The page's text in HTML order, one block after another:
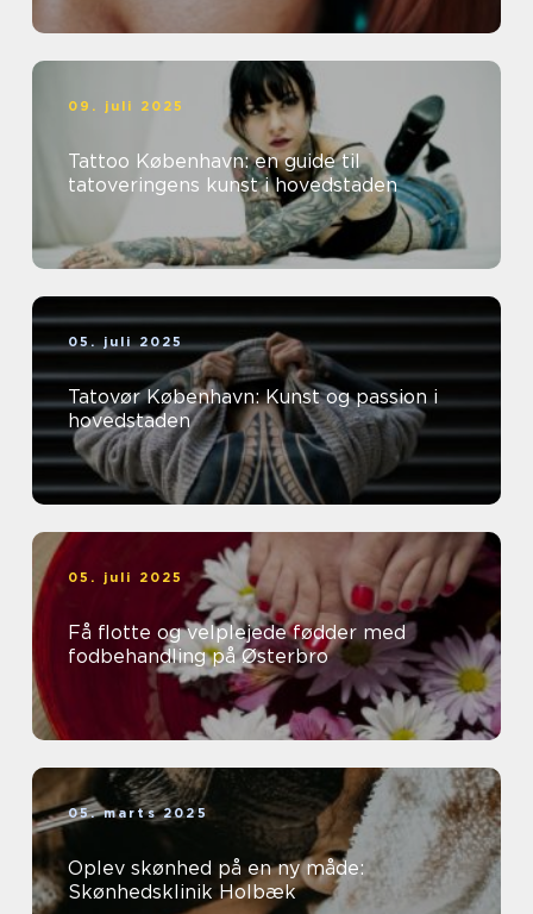
09. juli 2025
Tattoo København: en guide til
tatoveringens kunst i hovedstaden
05. juli 2025
Tatovør København: Kunst og passion i
hovedstaden
05. juli 2025
Få flotte og velplejede fødder med
fodbehandling på Østerbro
05. marts 2025
Oplev skønhed på en ny måde:
Skønhedsklinik Holbæk